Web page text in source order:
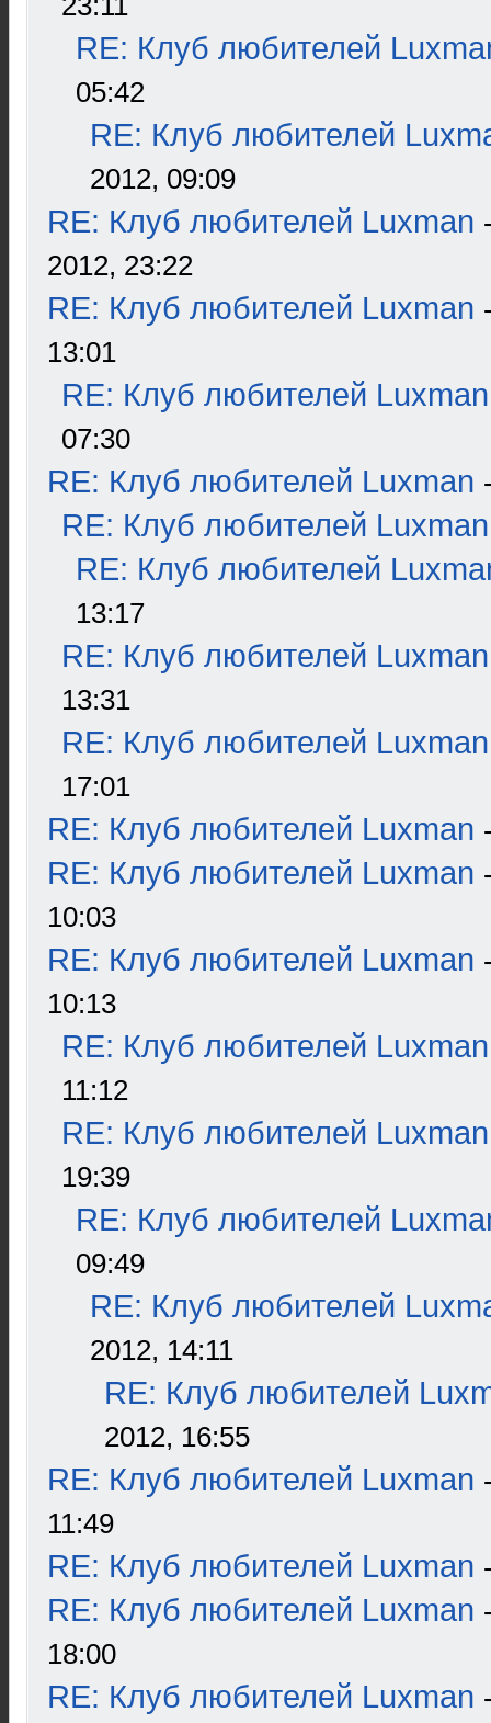
RE: Клуб любителей
05:42
RE: Клуб любителей
2012, 09:09
RE: Клуб любителей Luxman
2012, 23:22
RE: Клуб любителей Luxman
13:01
RE: Клуб любителей Luxman
07:30
RE: Клуб любителей Luxman
RE: Клуб любителей Luxman
RE: Клуб любителей
13:17
RE: Клуб любителей Luxman
13:31
RE: Клуб любителей Luxman
17:01
RE: Клуб любителей Luxman
RE: Клуб любителей Luxman
10:03
RE: Клуб любителей Luxman
10:13
RE: Клуб любителей Luxman
11:12
RE: Клуб любителей Luxman
19:39
RE: Клуб любителей
09:49
RE: Клуб любителей
2012, 14:11
RE: Клуб любителей
2012, 16:55
RE: Клуб любителей Luxman
11:49
RE: Клуб любителей Luxman
RE: Клуб любителей Luxman
18:00
RE: Клуб любителей Luxman